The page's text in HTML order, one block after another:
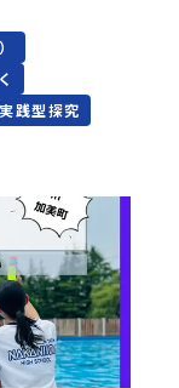
ープンスクー
は変更になる
体験（カヌー部
す！）・留学
・留学制度に
：・石畳の商
つタイムもあ
ってみたい
・中新田高校
・」、「仕事
らお気軽にご
んでもお問合せ
かるリンク一
はこちらから
目玉！「地域
！地域みらい留
チラ！インスタ
践型探究